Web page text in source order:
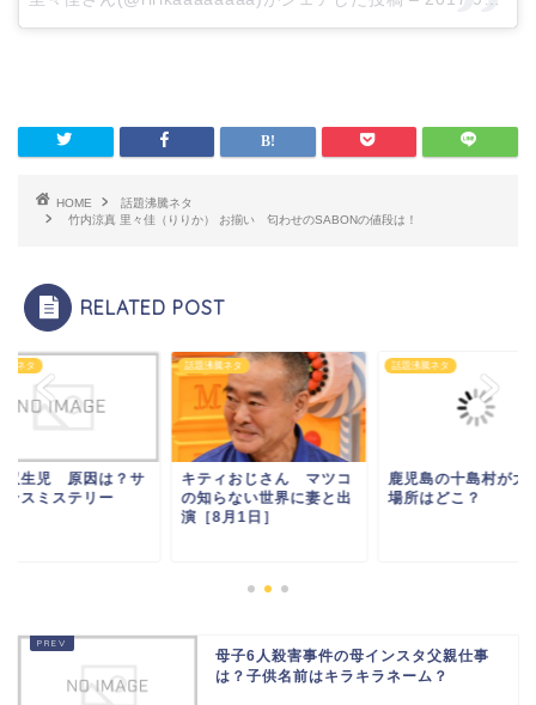
HOME
話題沸騰ネタ
竹内涼真 里々佳（りりか） お揃い 匂わせのSABONの値段は！
RELATED POST
騰ネタ
双生児 原因は？サ
ンスミステリー
話題沸騰ネタ
キティおじさん マツコ
の知らない世界に妻と出
演［8月1日］
話題沸騰ネタ
鹿児島の十島村が大
場所はどこ？
母子6人殺害事件の母インスタ父親仕事
は？子供名前はキラキラネーム？